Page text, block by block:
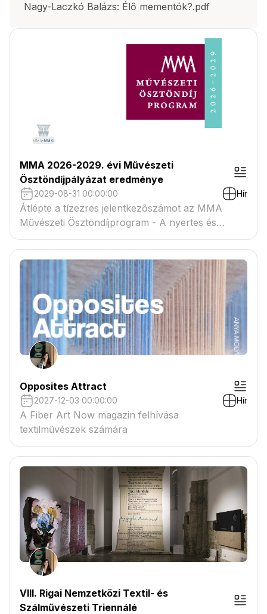
Nagy-Laczkó Balázs: Élő mementók?.pdf
MMA 2026-2029. évi Művészeti
Ösztöndíjpályázat eredménye
2029-08-31 00:00:00 Hír
Átlépte a tízezres jelentkezőszámot az MMA
Művészeti Ösztöndíjprogram - A nyertes és
tartaléklistás pályázók névsora megtekinthető a
csatolmányban
Opposites Attract
2027-12-03 00:00:00 Hír
A Fiber Art Now magazin felhívása
textilművészek számára
VIII. Rigai Nemzetközi Textil- és
Szálművészeti Triennálé